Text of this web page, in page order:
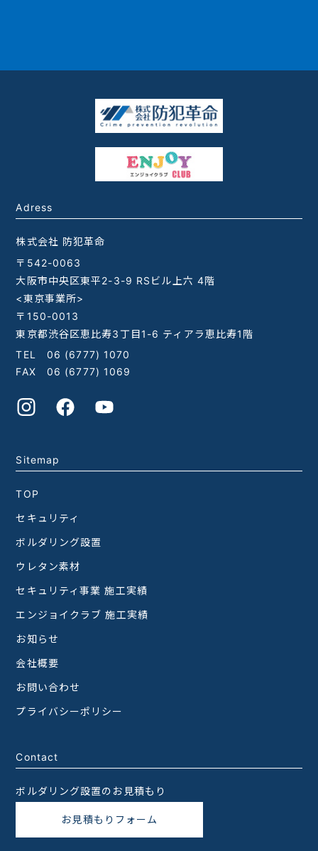
Adress
株式会社 防犯革命
〒542-0063
大阪市中央区東平2-3-9 RSビル上六 4階
<東京事業所>
〒150-0013
東京都渋谷区恵比寿3丁目1-6 ティアラ恵比寿1階
TEL 06 (6777) 1070
FAX 06 (6777) 1069
Sitemap
TOP
セキュリティ
ボルダリング設置
ウレタン素材
セキュリティ事業 施工実績
エンジョイクラブ 施工実績
お知らせ
会社概要
お問い合わせ
プライバシーポリシー
Contact
ボルダリング設置のお見積もり
お見積もりフォーム